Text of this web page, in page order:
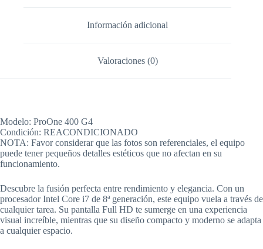
Información adicional
Valoraciones (0)
Modelo: ProOne 400 G4
Condición: REACONDICIONADO
NOTA: Favor considerar que las fotos son referenciales, el equipo
puede tener pequeños detalles estéticos que no afectan en su
funcionamiento.
Descubre la fusión perfecta entre rendimiento y elegancia. Con un
procesador Intel Core i7 de 8ª generación, este equipo vuela a través de
cualquier tarea. Su pantalla Full HD te sumerge en una experiencia
visual increíble, mientras que su diseño compacto y moderno se adapta
a cualquier espacio.